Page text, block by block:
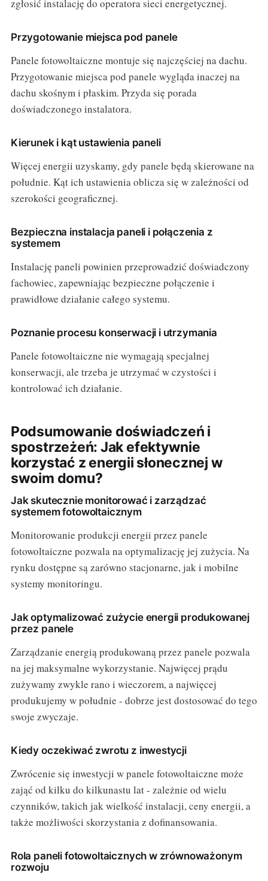
zgłosić instalację do operatora sieci energetycznej.
Przygotowanie miejsca pod panele
Panele fotowoltaiczne montuje się najczęściej na dachu.
Przygotowanie miejsca pod panele wygląda inaczej na
dachu skośnym i płaskim. Przyda się porada
doświadczonego instalatora.
Kierunek i kąt ustawienia paneli
Więcej energii uzyskamy, gdy panele będą skierowane na
południe. Kąt ich ustawienia oblicza się w zależności od
szerokości geograficznej.
Bezpieczna instalacja paneli i połączenia z
systemem
Instalację paneli powinien przeprowadzić doświadczony
fachowiec, zapewniając bezpieczne połączenie i
prawidłowe działanie całego systemu.
Poznanie procesu konserwacji i utrzymania
Panele fotowoltaiczne nie wymagają specjalnej
konserwacji, ale trzeba je utrzymać w czystości i
kontrolować ich działanie.
Podsumowanie doświadczeń i
spostrzeżeń: Jak efektywnie
korzystać z energii słonecznej w
swoim domu?
Jak skutecznie monitorować i zarządzać
systemem fotowoltaicznym
Monitorowanie produkcji energii przez panele
fotowoltaiczne pozwala na optymalizację jej zużycia. Na
rynku dostępne są zarówno stacjonarne, jak i mobilne
systemy monitoringu.
Jak optymalizować zużycie energii produkowanej
przez panele
Zarządzanie energią produkowaną przez panele pozwala
na jej maksymalne wykorzystanie. Najwięcej prądu
zużywamy zwykle rano i wieczorem, a najwięcej
produkujemy w południe - dobrze jest dostosować do tego
swoje zwyczaje.
Kiedy oczekiwać zwrotu z inwestycji
Zwrócenie się inwestycji w panele fotowoltaiczne może
zająć od kilku do kilkunastu lat - zależnie od wielu
czynników, takich jak wielkość instalacji, ceny energii, a
także możliwości skorzystania z dofinansowania.
Rola paneli fotowoltaicznych w zrównoważonym
rozwoju